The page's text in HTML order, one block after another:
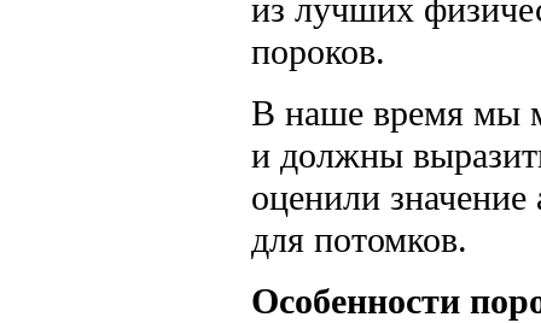
из лучших
пороков.
В наше время мы
и должны
оценили значение
для потомков.
Особенности